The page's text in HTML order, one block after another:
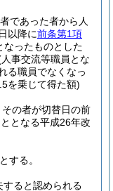
であった者から人
以降に前条第1項
なったものとした
事交流等職員とな
る職員でなくなっ
を乗じて得た額)
の者が切替日の前
となる平成26年改
する。
ると認められる